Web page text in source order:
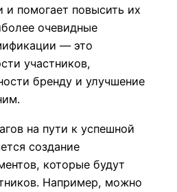
помогает повысить их
очевидные
— это
участников,
бренду и улучшение
на пути к успешной
создание
которые будут
Например, можно